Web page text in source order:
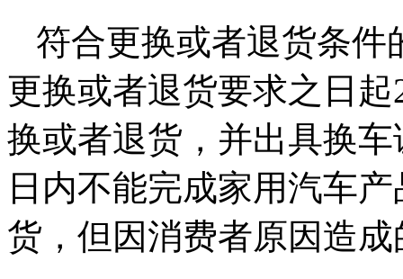
符合更换或者退货条件
更换或者退货要求之日
换或者退货，并出具换
日内不能完成家用汽车
货，但因消费者原因造